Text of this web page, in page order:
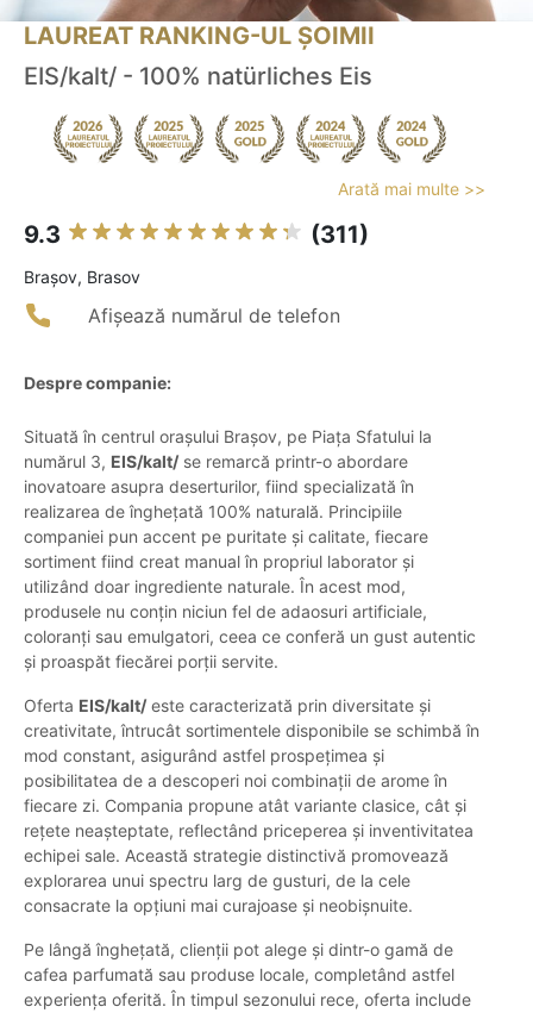
LAUREAT RANKING-UL ȘOIMII
EIS/kalt/ - 100% natürliches Eis
Arată mai multe >>
9.3 (311)
Braşov, Brasov
Afișează numărul de telefon
Despre companie:
Situată în centrul orașului Brașov, pe Piața Sfatului la
numărul 3, EIS/kalt/ se remarcă printr-o abordare
inovatoare asupra deserturilor, fiind specializată în
realizarea de înghețată 100% naturală. Principiile
companiei pun accent pe puritate și calitate, fiecare
sortiment fiind creat manual în propriul laborator și
utilizând doar ingrediente naturale. În acest mod,
produsele nu conțin niciun fel de adaosuri artificiale,
coloranți sau emulgatori, ceea ce conferă un gust autentic
și proaspăt fiecărei porții servite.
Oferta EIS/kalt/ este caracterizată prin diversitate și
creativitate, întrucât sortimentele disponibile se schimbă în
mod constant, asigurând astfel prospețimea și
posibilitatea de a descoperi noi combinații de arome în
fiecare zi. Compania propune atât variante clasice, cât și
rețete neașteptate, reflectând priceperea și inventivitatea
echipei sale. Această strategie distinctivă promovează
explorarea unui spectru larg de gusturi, de la cele
consacrate la opțiuni mai curajoase și neobișnuite.
Pe lângă înghețată, clienții pot alege și dintr-o gamă de
cafea parfumată sau produse locale, completând astfel
experiența oferită. În timpul sezonului rece, oferta include